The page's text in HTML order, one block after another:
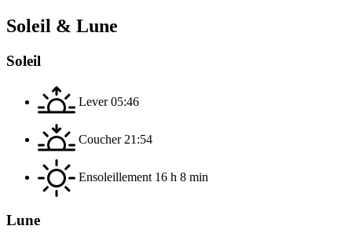
Soleil & Lune
Soleil
Lever 05:46
Coucher 21:54
Ensoleillement 16 h 8 min
Lune